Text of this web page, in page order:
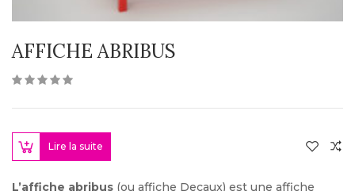
AFFICHE ABRIBUS
Lire la suite
L’affiche abribus (ou affiche Decaux) est une affiche